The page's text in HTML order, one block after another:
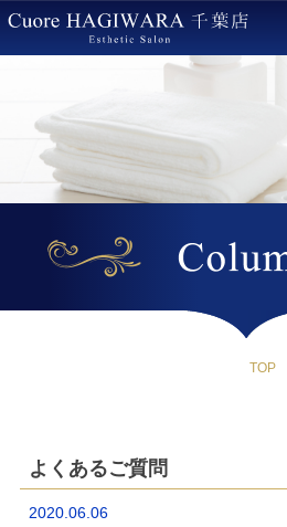
TOP
よくあるご質問
2020.06.06